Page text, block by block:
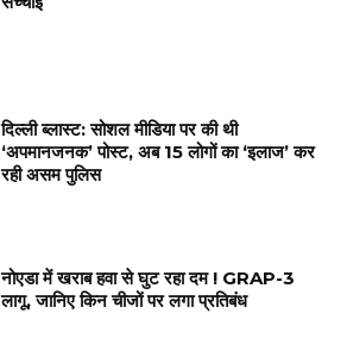
दिल्ली ब्लास्ट: सोशल मीडिया पर की थी
‘अपमानजनक’ पोस्ट, अब 15 लोगों का ‘इलाज’ कर
रही असम पुलिस
नोएडा में खराब हवा से घुट रहा दम ! GRAP-3
लागू, जानिए किन चीजों पर लगा प्रतिबंध